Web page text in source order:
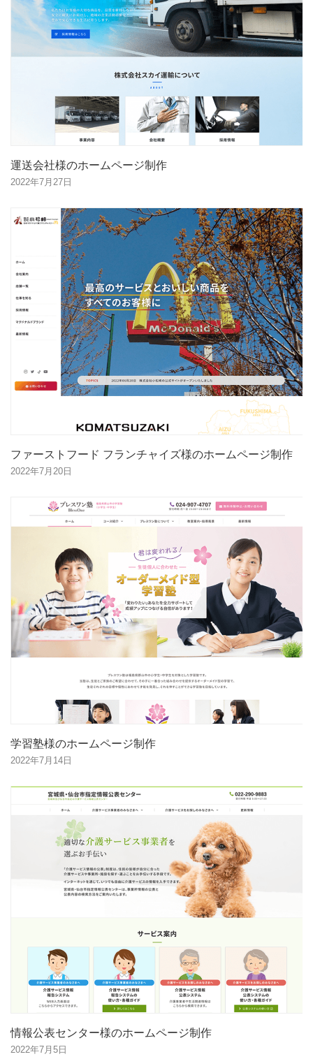
運送会社様のホームページ制作
2022年7月27日
ファーストフード フランチャイズ様のホームページ制作
2022年7月20日
学習塾様のホームページ制作
2022年7月14日
情報公表センター様のホームページ制作
2022年7月5日